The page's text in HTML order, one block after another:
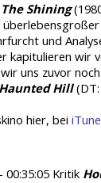
The Shining
und
kapitulieren wir
uns zuvor
Hill(DT:
hier, bei
00:35:05 Kritik